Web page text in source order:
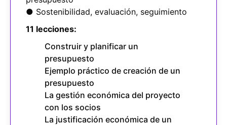
● Sostenibilidad, evaluación, seguimiento
11 lecciones:
Construir y planificar un
presupuesto
Ejemplo práctico de creación de un
presupuesto
La gestión económica del proyecto
con los socios
La justificación económica de un